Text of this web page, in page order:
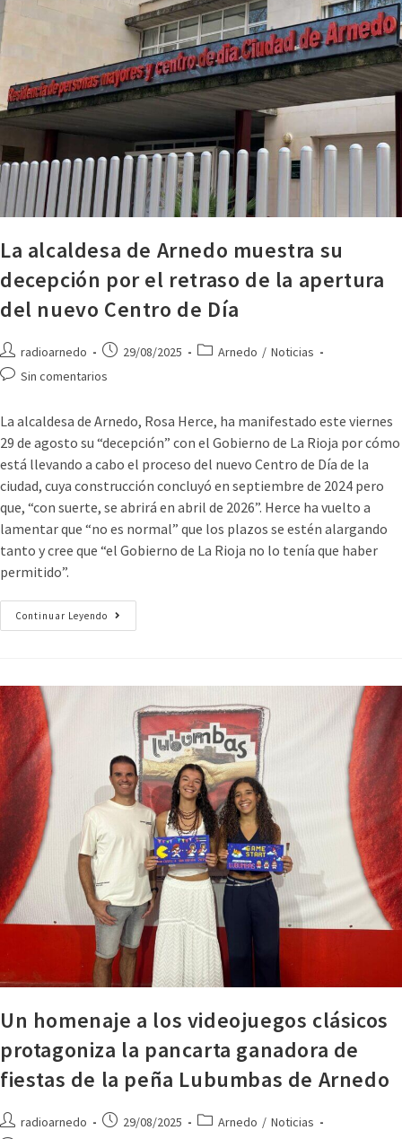
La alcaldesa de Arnedo muestra su
decepción por el retraso de la apertura
del nuevo Centro de Día
radioarnedo 29/08/2025 Arnedo / Noticias
Sin comentarios
La alcaldesa de Arnedo, Rosa Herce, ha manifestado este viernes
29 de agosto su “decepción” con el Gobierno de La Rioja por cómo
está llevando a cabo el proceso del nuevo Centro de Día de la
ciudad, cuya construcción concluyó en septiembre de 2024 pero
que, “con suerte, se abrirá en abril de 2026”. Herce ha vuelto a
lamentar que “no es normal” que los plazos se estén alargando
tanto y cree que “el Gobierno de La Rioja no lo tenía que haber
permitido”.
Continuar Leyendo
Un homenaje a los videojuegos clásicos
protagoniza la pancarta ganadora de
fiestas de la peña Lubumbas de Arnedo
radioarnedo 29/08/2025 Arnedo / Noticias